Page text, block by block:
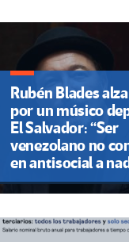
Rubén Blades
por un músico
El Salvador: “Ser
venezolano no
en antisocial a